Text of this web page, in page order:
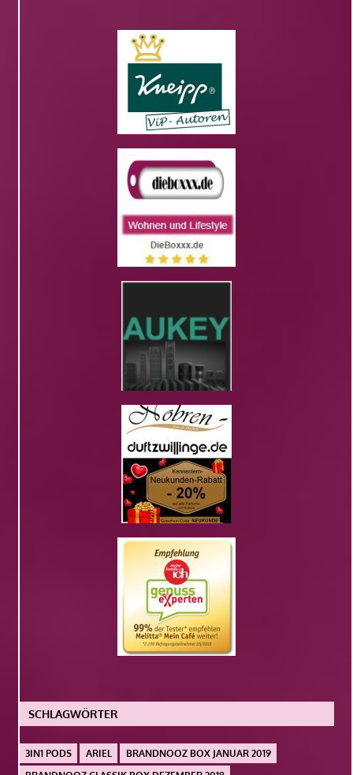
SCHLAGWÖRTER
3IN1 PODS ARIEL
BRANDNOOZ BOX JANUAR 2019